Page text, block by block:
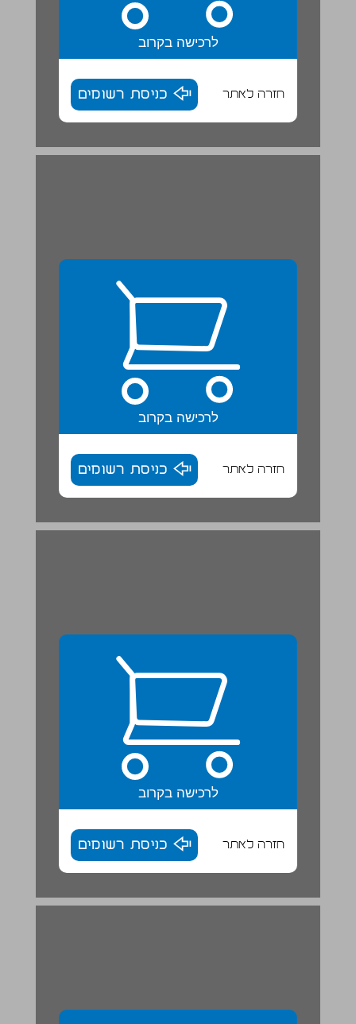
לרכישה בקרוב
חזרה לאתר כניסת רשומים
לרכישה בקרוב
חזרה לאתר כניסת רשומים
ג ההוראה קפוץ אל מיקום אקראי ... 20
לרכישה בקרוב
חזרה לאתר כניסת רשומים